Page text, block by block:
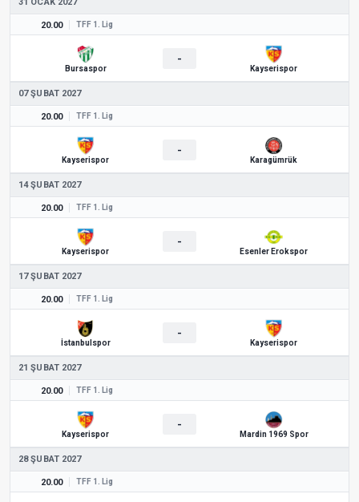
20.00 TFF 1. Lig
Bursaspor
-
Kayserispor
07 ŞUBAT 2027
20.00 TFF 1. Lig
Kayserispor
-
Karagümrük
14 ŞUBAT 2027
20.00 TFF 1. Lig
Kayserispor
-
Esenler Erokspor
17 ŞUBAT 2027
20.00 TFF 1. Lig
İstanbulspor
-
Kayserispor
21 ŞUBAT 2027
20.00 TFF 1. Lig
Kayserispor
-
Mardin 1969 Spor
28 ŞUBAT 2027
20.00 TFF 1. Lig